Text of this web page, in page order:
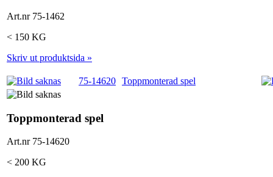
Art.nr 75-1462
< 150 KG
Skriv ut produktsida »
75-14620 Toppmonterad spel
Toppmonterad spel
Art.nr 75-14620
< 200 KG